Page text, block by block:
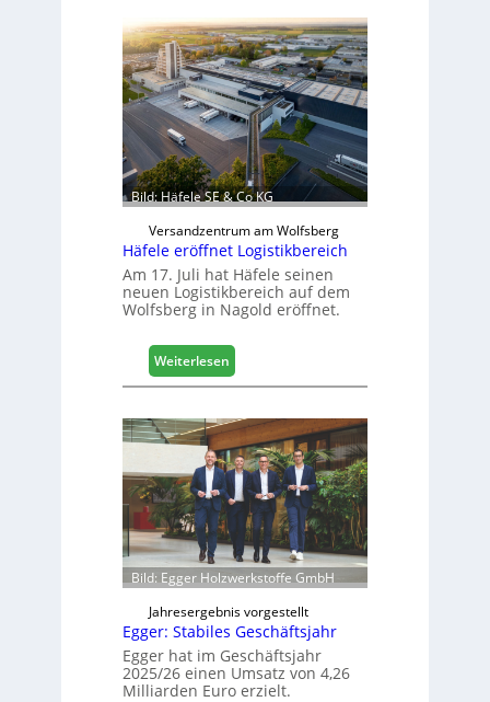
s
c
h
i
n
e
n
b
a
u
d
i
g
i
t
i
i
e
r
t
s
c
h
Bild: Häfele SE & Co KG
Versandzentrum am Wolfsberg
Häfele eröffnet Logistikbereich
Am 17. Juli hat Häfele seinen
neuen Logistikbereich auf dem
Wolfsberg in Nagold eröffnet.
Weiterlesen:
H
f
e
l
e
e
r
ö
f
f
n
e
t
L
o
Bild: Egger Holzwerkstoffe GmbH
Jahresergebnis vorgestellt
Egger: Stabiles Geschäftsjahr
Egger hat im Geschäftsjahr
2025/26 einen Umsatz von 4,26
Milliarden Euro erzielt.